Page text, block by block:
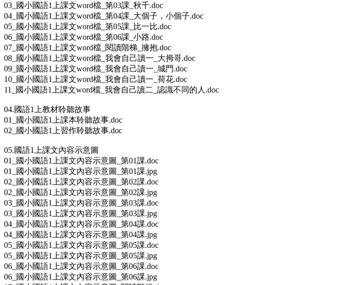
03_國小國語1上課文word檔_第03課_秋千.doc
04_國小國語1上課文word檔_第04課_大個子，小個子.doc
05_國小國語1上課文word檔_第05課_比一比.doc
06_國小國語1上課文word檔_第06課_小路.doc
07_國小國語1上課文word檔_閱讀階梯_擁抱.doc
08_國小國語1上課文word檔_我會自己讀一_大拇哥.doc
09_國小國語1上課文word檔_我會自己讀一_城門.doc
10_國小國語1上課文word檔_我會自己讀一_荷花.doc
11_國小國語1上課文word檔_我會自己讀二_認識不同的人.doc
04.國語1上教材聆聽故事
01_國小國語1上課本聆聽故事.doc
02_國小國語1上習作聆聽故事.doc
05.國語1上課文內容示意圖
01_國小國語1上課文內容示意圖_第01課.doc
01_國小國語1上課文內容示意圖_第01課.jpg
02_國小國語1上課文內容示意圖_第02課.doc
02_國小國語1上課文內容示意圖_第02課.jpg
03_國小國語1上課文內容示意圖_第03課.doc
03_國小國語1上課文內容示意圖_第03課.jpg
04_國小國語1上課文內容示意圖_第04課.doc
04_國小國語1上課文內容示意圖_第04課.jpg
05_國小國語1上課文內容示意圖_第05課.doc
05_國小國語1上課文內容示意圖_第05課.jpg
06_國小國語1上課文內容示意圖_第06課.doc
06_國小國語1上課文內容示意圖_第06課.jpg